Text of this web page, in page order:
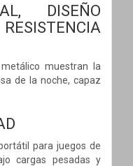
DISEÑO
muestran la
de la noche, capaz
para juegos de
cargas pesadas y